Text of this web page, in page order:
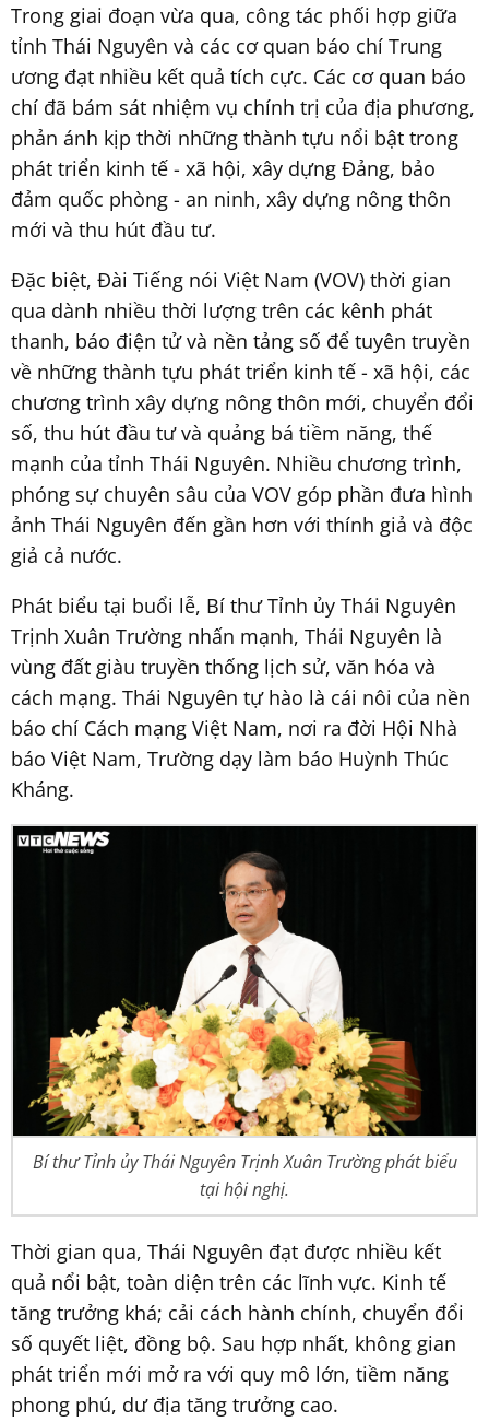
Trong giai đoạn vừa qua, công tác phối hợp giữa
tỉnh Thái Nguyên và các cơ quan báo chí Trung
ương đạt nhiều kết quả tích cực. Các cơ quan báo
chí đã bám sát nhiệm vụ chính trị của địa phương,
phản ánh kịp thời những thành tựu nổi bật trong
phát triển kinh tế - xã hội, xây dựng Đảng, bảo
đảm quốc phòng - an ninh, xây dựng nông thôn
mới và thu hút đầu tư.
Đặc biệt, Đài Tiếng nói Việt Nam (VOV) thời gian
qua dành nhiều thời lượng trên các kênh phát
thanh, báo điện tử và nền tảng số để tuyên truyền
về những thành tựu phát triển kinh tế - xã hội, các
chương trình xây dựng nông thôn mới, chuyển đổi
số, thu hút đầu tư và quảng bá tiềm năng, thế
mạnh của tỉnh Thái Nguyên. Nhiều chương trình,
phóng sự chuyên sâu của VOV góp phần đưa hình
ảnh Thái Nguyên đến gần hơn với thính giả và độc
giả cả nước.
Phát biểu tại buổi lễ, Bí thư Tỉnh ủy Thái Nguyên
Trịnh Xuân Trường nhấn mạnh, Thái Nguyên là
vùng đất giàu truyền thống lịch sử, văn hóa và
cách mạng. Thái Nguyên tự hào là cái nôi của nền
báo chí Cách mạng Việt Nam, nơi ra đời Hội Nhà
báo Việt Nam, Trường dạy làm báo Huỳnh Thúc
Kháng.
Bí thư Tỉnh ủy Thái Nguyên Trịnh Xuân Trường phát biểu
tại hội nghị.
Thời gian qua, Thái Nguyên đạt được nhiều kết
quả nổi bật, toàn diện trên các lĩnh vực. Kinh tế
tăng trưởng khá; cải cách hành chính, chuyển đổi
số quyết liệt, đồng bộ. Sau hợp nhất, không gian
phát triển mới mở ra với quy mô lớn, tiềm năng
phong phú, dư địa tăng trưởng cao.